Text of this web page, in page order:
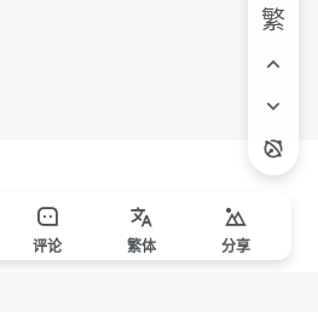
繁
评论 繁体 分享